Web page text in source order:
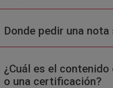
Donde pedir una
¿Cuál es el
o una certificación?